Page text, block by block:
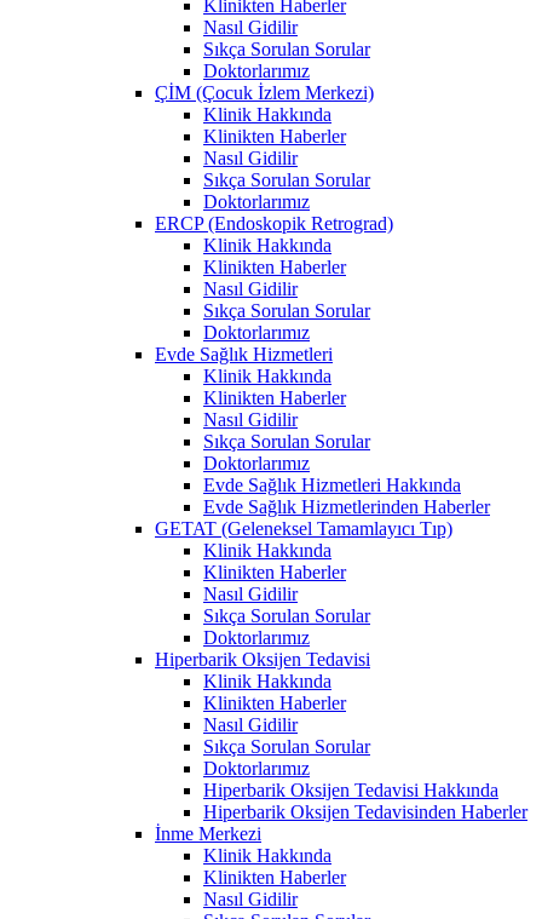
Klinikten Haberler
Nasıl Gidilir
Sıkça Sorulan Sorular
Doktorlarımız
ÇİM (Çocuk İzlem Merkezi)
Klinik Hakkında
Klinikten Haberler
Nasıl Gidilir
Sıkça Sorulan Sorular
Doktorlarımız
ERCP (Endoskopik Retrograd)
Klinik Hakkında
Klinikten Haberler
Nasıl Gidilir
Sıkça Sorulan Sorular
Doktorlarımız
Evde Sağlık Hizmetleri
Klinik Hakkında
Klinikten Haberler
Nasıl Gidilir
Sıkça Sorulan Sorular
Doktorlarımız
Evde Sağlık Hizmetleri Hakkında
Evde Sağlık Hizmetlerinden Haberler
GETAT (Geleneksel Tamamlayıcı Tıp)
Klinik Hakkında
Klinikten Haberler
Nasıl Gidilir
Sıkça Sorulan Sorular
Doktorlarımız
Hiperbarik Oksijen Tedavisi
Klinik Hakkında
Klinikten Haberler
Nasıl Gidilir
Sıkça Sorulan Sorular
Doktorlarımız
Hiperbarik Oksijen Tedavisi Hakkında
Hiperbarik Oksijen Tedavisinden Haberler
İnme Merkezi
Klinik Hakkında
Klinikten Haberler
Nasıl Gidilir